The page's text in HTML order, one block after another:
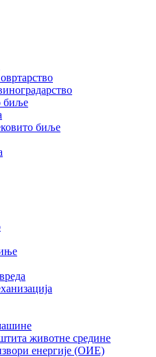
биље
биље
животне средине
енергије (ОИЕ)